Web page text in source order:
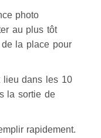
photo
au plus tôt
la place pour
lieu dans les 10
la sortie de
rapidement.